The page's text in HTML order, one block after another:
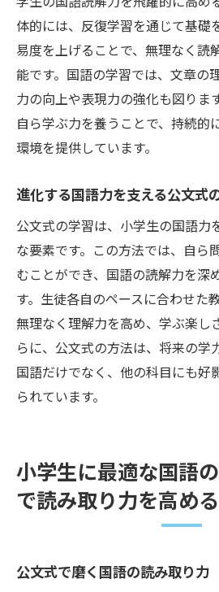
体的には、反復学習を通じて基礎
易度を上げることで、無理なく読
能です。国語の学習では、文章の
力の向上や表現力の強化も図りま
自ら学ぶ力を養うことで、持続的
環境を提供しています。
進化する国語力を支える公文式
公文式の学習は、小学生の国語力
な要素です。この方法では、自ら
むことができ、国語の読解力を深
す。生徒各自のペースに合わせた
無理なく理解力を高め、学ぶ楽し
らに、公文式の方法は、将来の学
国語だけでなく、他の科目にも好
られています。
小学生に最適な国語
で読み取り力を高める
公文式で磨く国語の読み取り力